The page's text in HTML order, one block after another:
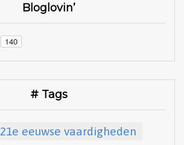
Bloglovin’
# Tags
21e eeuwse vaardigheden